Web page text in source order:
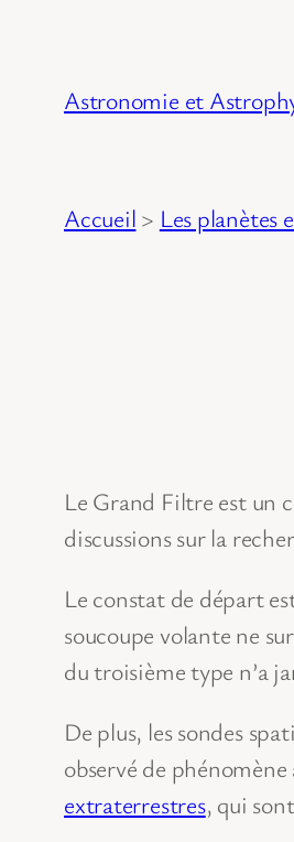
Astronomie et
Accueil > Les planètes
Le Grand Filtre est un
discussions sur la
Le constat de départ
soucoupe volante ne
du troisième type n’a
De plus, les sondes
observé de
extraterrestres, qui